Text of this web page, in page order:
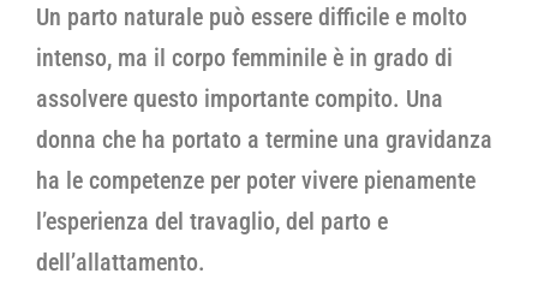
Un parto naturale può essere difficile e molto
intenso, ma il corpo femminile è in grado di
assolvere questo importante compito. Una
donna che ha portato a termine una gravidanza
ha le competenze per poter vivere pienamente
l’esperienza del travaglio, del parto e
dell’allattamento.